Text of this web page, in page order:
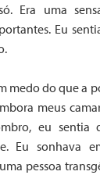
Era uma
Eu
medo do que a
meus
eu sentia
Eu sonhava
pessoa